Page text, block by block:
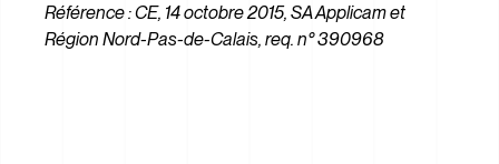
Référence : CE, 14 octobre 2015, SA Applicam et
Région Nord-Pas-de-Calais, req. n° 390968